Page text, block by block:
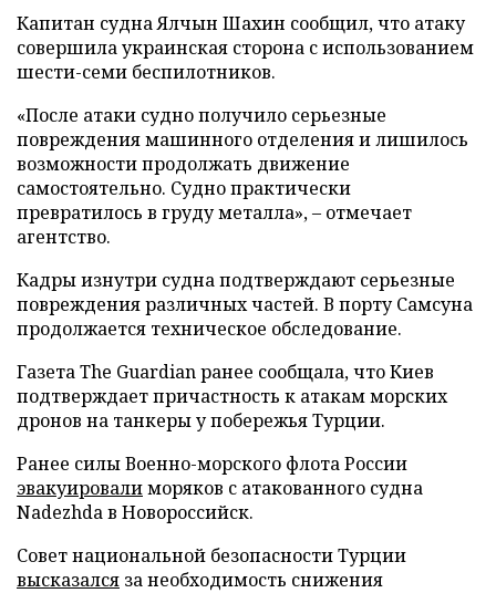
Капитан судна Ялчын Шахин сообщил, что атаку
совершила украинская сторона с использованием
шести-семи беспилотников.
«После атаки судно получило серьезные
повреждения машинного отделения и лишилось
возможности продолжать движение
самостоятельно. Судно практически
превратилось в груду металла», – отмечает
агентство.
Кадры изнутри судна подтверждают серьезные
повреждения различных частей. В порту Самсуна
продолжается техническое обследование.
Газета The Guardian ранее сообщала, что Киев
подтверждает причастность к атакам морских
дронов на танкеры у побережья Турции.
Ранее силы Военно-морского флота России
эвакуировалиморяков с атакованного судна
Nadezhda в Новороссийск.
Совет национальной безопасности Турции
высказался за необходимость снижения